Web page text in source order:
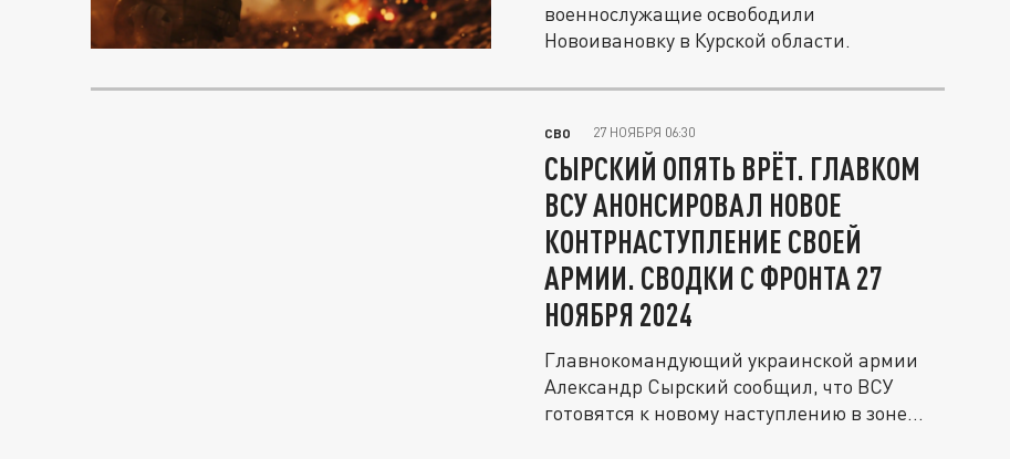
военнослужащие освободили
Новоивановку в Курской области.
СВО 27 НОЯБРЯ 06:30
СЫРСКИЙ ОПЯТЬ ВРЁТ. ГЛАВКОМ
ВСУ АНОНСИРОВАЛ НОВОЕ
КОНТРНАСТУПЛЕНИЕ СВОЕЙ
АРМИИ. СВОДКИ С ФРОНТА 27
НОЯБРЯ 2024
Главнокомандующий украинской армии
Александр Сырский сообщил, что ВСУ
готовятся к новому наступлению в зоне...